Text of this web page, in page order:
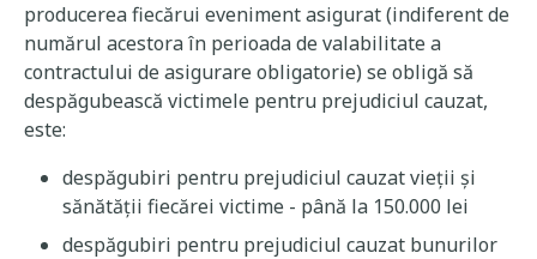
producerea fiecărui eveniment asigurat (indiferent de
numărul acestora în perioada de valabilitate a
contractului de asigurare obligatorie) se obligă să
despăgubească victimele pentru prejudiciul cauzat,
este:
despăgubiri pentru prejudiciul cauzat vieții și
sănătății fiecărei victime - până la 150.000 lei
despăgubiri pentru prejudiciul cauzat bunurilor